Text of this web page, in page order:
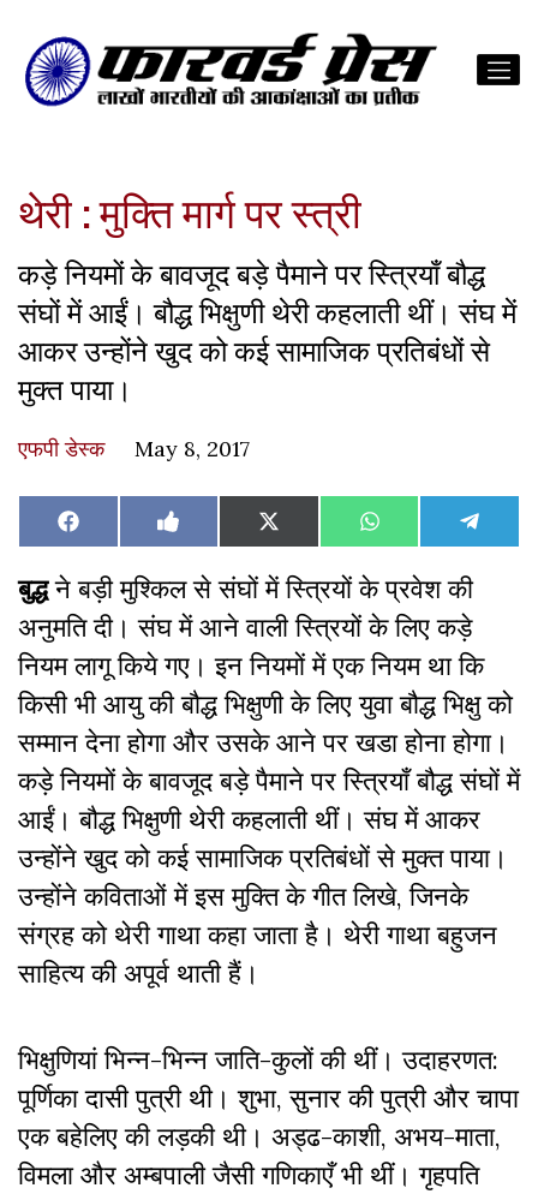
थेरी : मुक्ति मार्ग पर स्त्री
कड़े नियमों के बावजूद बड़े पैमाने पर स्त्रियाँ बौद्ध
संघों में आईं। बौद्ध भिक्षुणी थेरी कहलाती थीं। संघ में
आकर उन्होंने खुद को कई सामाजिक प्रतिबंधों से
मुक्त पाया।
एफपी डेस्‍क May 8, 2017
Share
on
Facebook Share
on
Like
on
Facebook
Share
on
X
(Twitter)
Share
on
WhatsAppShare
on
बुद्धने बड़ी मुश्किल से संघों में स्त्रियों के प्रवेश की
अनुमति दी। संघ में आने वाली स्त्रियों के लिए कड़े
नियम लागू किये गए। इन नियमों में एक नियम था कि
किसी भी आयु की बौद्ध भिक्षुणी के लिए युवा बौद्ध भिक्षु को
सम्मान देना होगा और उसके आने पर खडा होना होगा।
कड़े नियमों के बावजूद बड़े पैमाने पर स्त्रियाँ बौद्ध संघों में
आईं। बौद्ध भिक्षुणी थेरी कहलाती थीं। संघ में आकर
उन्होंने खुद को कई सामाजिक प्रतिबंधों से मुक्त पाया।
उन्होंने कविताओं में इस मुक्ति के गीत लिखे, जिनके
संग्रह को थेरी गाथा कहा जाता है। थेरी गाथा बहुजन
साहित्य की अपूर्व थाती हैं।
भिक्षुणियां भिन्न-भिन्न जाति-कुलों की थीं। उदाहरणत:
पूर्णिका दासी पुत्री थी। शुभा, सुनार की पुत्री और चापा
एक बहेलिए की लड़की थी। अड्ढ-काशी, अभय-माता,
विमला और अम्बपाली जैसी गणिकाएँ भी थीं। गृहपति